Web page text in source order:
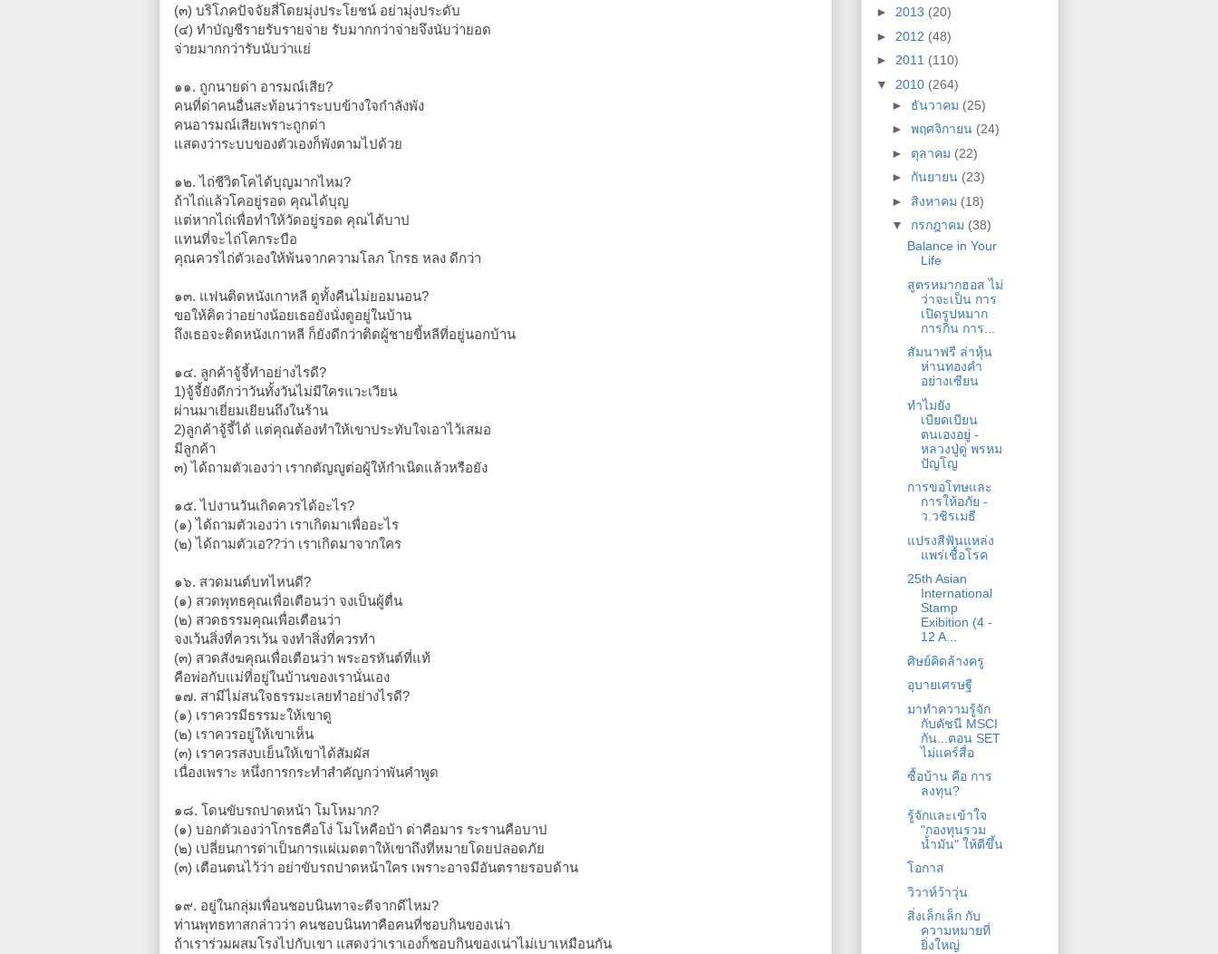
(๓) บริโภคปัจจัยสี่โดยมุ่งประโยชน์ อย่ามุ่งประดับ
(๔) ทำบัญชีรายรับรายจ่าย รับมากกว่าจ่ายจึงนับว่ายอด
จ่ายมากกว่ารับนับว่าแย่
๑๑. ถูกนายด่า อารมณ์เสีย?
คนที่ด่าคนอื่นสะท้อนว่าระบบข้างใจกำลังพัง
คนอารมณ์เสียเพราะถูกด่า
แสดงว่าระบบของตัวเองก็พังตามไปด้วย
๑๒. ไถ่ชีวิตโคได้บุญมากไหม?
ถ้าไถ่แล้วโคอยู่รอด คุณได้บุญ
แต่หากไถ่เพื่อทำให้วัดอยู่รอด คุณได้บาป
แทนที่จะไถ่โคกระบือ
คุณควรไถ่ตัวเองให้พ้นจากความโลภ โกรธ หลง ดีกว่า
๑๓. แฟนติดหนังเกาหลี ดูทั้งคืนไม่ยอมนอน?
ขอให้คิดว่าอย่างน้อยเธอยังนั่งดูอยู่ในบ้าน
ถึงเธอจะติดหนังเกาหลี ก็ยังดีกว่าติดผู้ชายขี้หลีที่อยู่นอกบ้าน
๑๔. ลูกค้าจู้จี้ทำอย่างไรดี?
1)จู้จี้ยังดีกว่าวันทั้งวันไม่มีใครแวะเวียน
ผ่านมาเยี่ยมเยียนถึงในร้าน
2)ลูกค้าจู้จี้ได้ แต่คุณต้องทำให้เขาประทับใจเอาไว้เสมอ
มีลูกค้า
๓) ได้ถามตัวเองว่า เรากตัญญูต่อผู้ให้กำเนิดแล้วหรือยัง
๑๕. ไปงานวันเกิดควรได้อะไร?
(๑) ได้ถามตัวเองว่า เราเกิดมาเพื่ออะไร
(๒) ได้ถามตัวเอ??ว่า เราเกิดมาจากใคร
๑๖. สวดมนต์บทไหนดี?
(๑) สวดพุทธคุณเพื่อเตือนว่า จงเป็นผู้ตื่น
(๒) สวดธรรมคุณเพื่อเตือนว่า
จงเว้นสิ่งที่ควรเว้น จงทำสิ่งที่ควรทำ
(๓) สวดสังฆคุณเพื่อเตือนว่า พระอรหันต์ที่แท้
คือพ่อกับแม่ที่อยู่ในบ้านของเรานั่นเอง
๑๗. สามีไม่สนใจธรรมะเลยทำอย่างไรดี?
(๑) เราควรมีธรรมะให้เขาดู
(๒) เราควรอยู่ให้เขาเห็น
(๓) เราควรสงบเย็นให้เขาได้สัมผัส
เนื่องเพราะ หนึ่งการกระทำสำคัญกว่าพันคำพูด
๑๘. โดนขับรถปาดหน้า โมโหมาก?
(๑) บอกตัวเองว่าโกรธคือโง่ โมโหคือบ้า ด่าคือมาร ระรานคือบาป
(๒) เปลี่ยนการด่าเป็นการแผ่เมตตาให้เขาถึงที่หมายโดยปลอดภัย
(๓) เตือนตนไว้ว่า อย่าขับรถปาดหน้าใคร เพราะอาจมีอันตรายรอบด้าน
๑๙. อยู่ในกลุ่มเพื่อนชอบนินทาจะตีจากดีไหม?
ท่านพุทธทาสกล่าวว่า คนชอบนินทาคือคนที่ชอบกินของเน่า
ถ้าเราร่วมผสมโรงไปกับเขา แสดงว่าเราเองก็ชอบกินของเน่าไม่เบาเหมือนกัน
► 2013 (20)
► 2012 (48)
► 2011 (110)
▼ 2010 (264)
► ธันวาคม (25)
► พฤศจิกายน (24)
► ตุลาคม (22)
► กันยายน (23)
► สิงหาคม (18)
▼ กรกฎาคม (38)
Balance in Your
Life
สูตรหมากฮอส ไม่
ว่าจะเป็น การ
เปิดรูปหมาก
การกิน การ...
สัมนาฟรี ล่าหุ้น
ห่านทองคำ
อย่างเซียน
ทำไมยัง
เบียดเบียน
ตนเองอยู่ -
หลวงปู่ดู่ พรหม
ปัญโญ
การขอโทษและ
การให้อภัย -
ว.วชิรเมธี
แปรงสีฟันแหล่ง
แพร่เชื้อโรค
25th Asian
International
Stamp
Exibition (4 -
12 A...
ศิษย์คิดล้างครู
อุบายเศรษฐี
มาทำความรู้จัก
กับดัชนี MSCI
กัน...ตอน SET
ไม่แคร์สื่อ
ซื้อบ้าน คือ การ
ลงทุน?
รู้จักและเข้าใจ
"กองทุนรวม
น้ำมัน" ให้ดีขึ้น
โอกาส
วิวาห์ว้าวุ่น
สิ่งเล็กเล็ก กับ
ความหมายที่
ยิ่งใหญ่